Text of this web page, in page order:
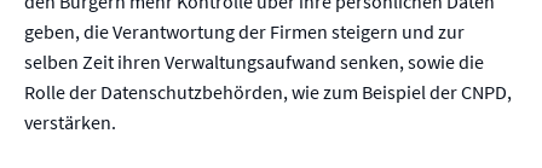
geben, die Verantwortung der Firmen steigern und zur
selben Zeit ihren Verwaltungsaufwand senken, sowie die
Rolle der Datenschutzbehörden, wie zum Beispiel der CNPD,
verstärken.